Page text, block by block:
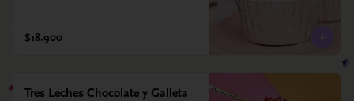
$18.900
Tres Leches Chocolate y Galleta